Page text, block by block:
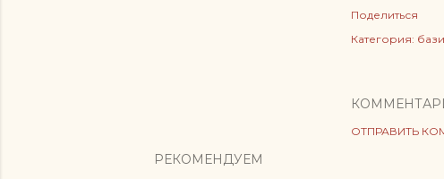
Поделиться
Категория:
ОТПРАВИТЬ
РЕКОМЕНДУЕМ